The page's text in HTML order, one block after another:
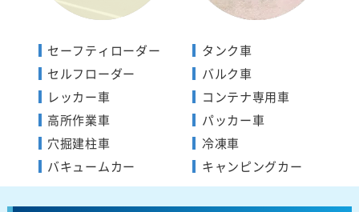
セーフティローダー
セルフローダー
レッカー車
高所作業車
穴掘建柱車
バキュームカー
タンク車
バルク車
コンテナ専用車
パッカー車
冷凍車
キャンピングカー